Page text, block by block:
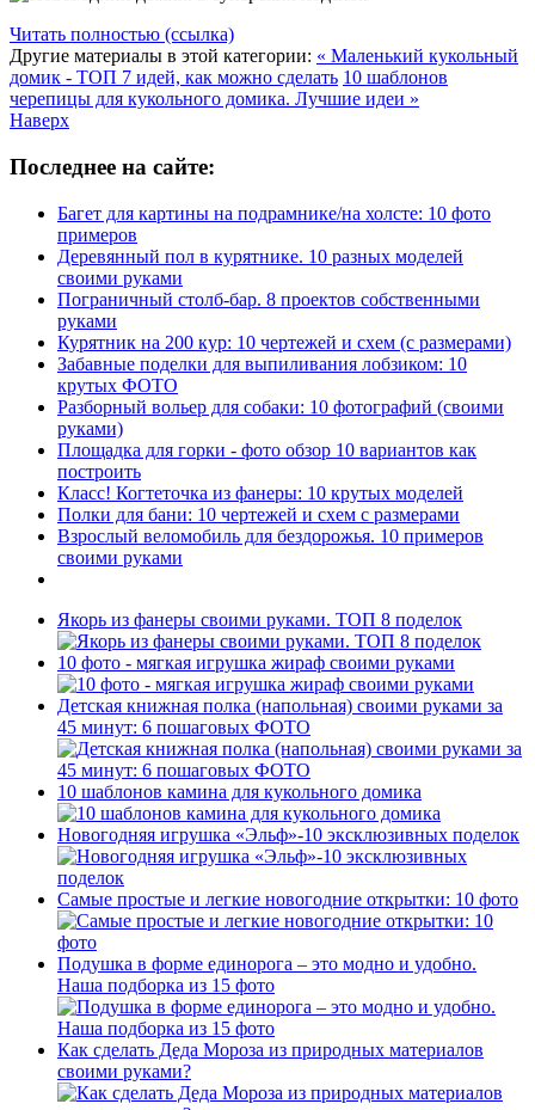
Читать полностью (ссылка)
Другие материалы в этой категории: « Маленький кукольный
домик - ТОП 7 идей, как можно сделать 10 шаблонов
черепицы для кукольного домика. Лучшие идеи »
Наверх
Последнее на сайте:
Багет для картины на подрамнике/на холсте: 10 фото
примеров
Деревянный пол в курятнике. 10 разных моделей
своими руками
Пограничный столб-бар. 8 проектов собственными
руками
Курятник на 200 кур: 10 чертежей и схем (с размерами)
Забавные поделки для выпиливания лобзиком: 10
крутых ФОТО
Разборный вольер для собаки: 10 фотографий (своими
руками)
Площадка для горки - фото обзор 10 вариантов как
построить
Класс! Когтеточка из фанеры: 10 крутых моделей
Полки для бани: 10 чертежей и схем с размерами
Взрослый веломобиль для бездорожья. 10 примеров
своими руками
Якорь из фанеры своими руками. ТОП 8 поделок
10 фото - мягкая игрушка жираф своими руками
Детская книжная полка (напольная) своими руками за
45 минут: 6 пошаговых ФОТО
10 шаблонов камина для кукольного домика
Новогодняя игрушка «Эльф»-10 эксклюзивных поделок
Самые простые и легкие новогодние открытки: 10 фото
Подушка в форме единорога – это модно и удобно.
Наша подборка из 15 фото
Как сделать Деда Мороза из природных материалов
своими руками?